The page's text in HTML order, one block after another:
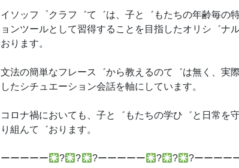
イソッフ゜クラフ゛て゛は、子と゛もたちの年齢毎の
ョンツールとして習得することを目指したオリシ゛ナ
おります。
文法の簡単なフレース゛から教えるのて゛は無く、実
したシチュエーション会話を軸にしています。
コロナ禍においても、子と゛もたちの学ひ゛と日常を
り組んて゛おります。
ーーーーー ? ? ?ーーーーー ? ? ?ーーーー